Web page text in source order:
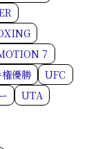
7
優勝
UFC
UTA